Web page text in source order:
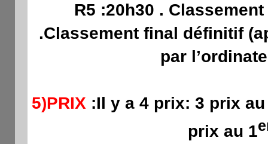
R5 :20h30 .
.Classement final définitif
par
5)PRIX :Il y a 4 prix: 3 prix
prix au 1